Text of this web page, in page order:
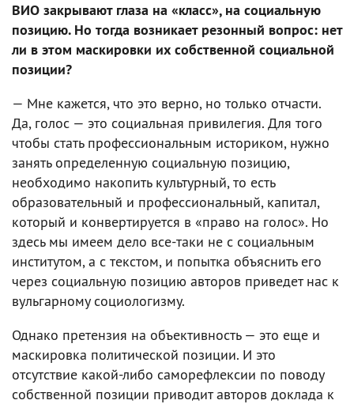
ВИО закрывают глаза на «класс», на социальную
позицию. Но тогда возникает резонный вопрос: нет
ли в этом маскировки их собственной социальной
позиции?
— Мне кажется, что это верно, но только отчасти.
Да, голос — это социальная привилегия. Для того
чтобы стать профессиональным историком, нужно
занять определенную социальную позицию,
необходимо накопить культурный, то есть
образовательный и профессиональный, капитал,
который и конвертируется в «право на голос». Но
здесь мы имеем дело все-таки не с социальным
институтом, а с текстом, и попытка объяснить его
через социальную позицию авторов приведет нас к
вульгарному социологизму.
Однако претензия на объективность — это еще и
маскировка политической позиции. И это
отсутствие какой-либо саморефлексии по поводу
собственной позиции приводит авторов доклада к